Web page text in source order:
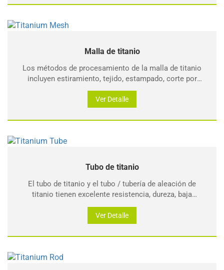
Malla de titanio
Los métodos de procesamiento de la malla de titanio
incluyen estiramiento, tejido, estampado, corte por
láser, etc. para formar malla de diamante, malla
cuadrada, malla circular, etc.
Ver Detalle
Tubo de titanio
El tubo de titanio y el tubo / tubería de aleación de
titanio tienen excelente resistencia, dureza, baja
densidad, peso ligero, alta resistencia específica,
resistencia a altas temperaturas, resistencia a bajas
temperaturas, buen rendimiento de mecanizado, excell
Ver Detalle